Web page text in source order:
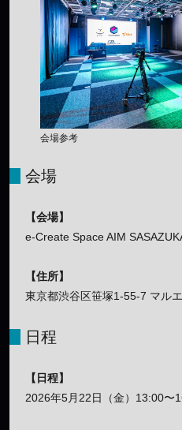
会場参考
会場
【会場】
e-Create Space AIM
【住所】
東京都渋谷区笹塚1-55-7 マル
日程
【日程】
2026年5月22日（金）13:00〜